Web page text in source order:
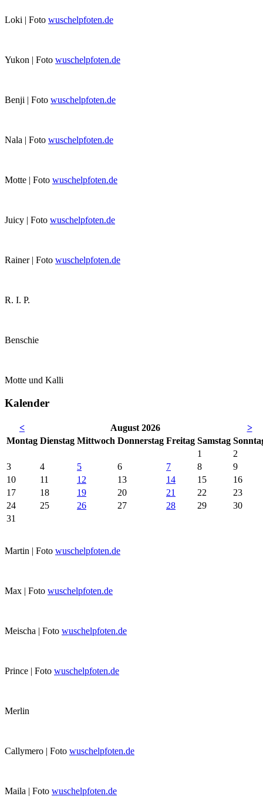
Loki | Foto wuschelpfoten.de
Yukon | Foto wuschelpfoten.de
Benji | Foto wuschelpfoten.de
Nala | Foto wuschelpfoten.de
Motte | Foto wuschelpfoten.de
Juicy | Foto wuschelpfoten.de
Rainer | Foto wuschelpfoten.de
R. I. P.
Benschie
Motte und Kalli
Kalender
< August 2026
>
Montag Dienstag Mittwoch Donnerstag Freitag Samstag So
1
2
3
4 5 6 7 8
9
10
11 12 13 14 15
16
17
18 19 20 21 22
23
24
25 26 27 28 29
30
31
Martin | Foto wuschelpfoten.de
Max | Foto wuschelpfoten.de
Meischa | Foto wuschelpfoten.de
Prince | Foto wuschelpfoten.de
Merlin
Callymero | Foto wuschelpfoten.de
Maila | Foto wuschelpfoten.de